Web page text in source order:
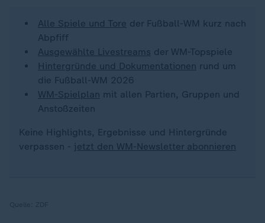
Alle Spiele und Tore der Fußball-WM kurz nach
Abpfiff
Ausgewählte Livestreams der WM-Topspiele
Hintergründe und Dokumentationen rund um
die Fußball-WM 2026
WM-Spielplan mit allen Partien, Gruppen und
Anstoßzeiten
Keine Highlights, Ergebnisse und Hintergründe
verpassen - jetzt den WM-Newsletter abonnieren